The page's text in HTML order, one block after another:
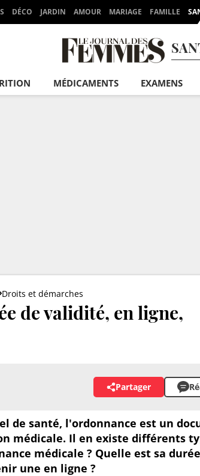
DÉCO JARDIN AMOUR MARIAGE FAMILLE
MÉDICAMENTS EXAMENS
Droits et démarches
de validité, en ligne,
Partager
de santé, l'ordonnance est un
médicale. Il en existe différents
médicale ? Quelle est sa
une en ligne ?